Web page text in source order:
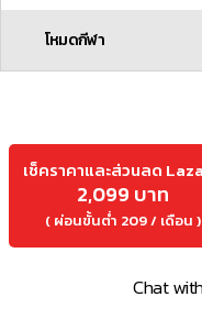
โหมดกีฬา
เช็คราคาและส่วนลด
2,099 บาท
( ผ่อนขั้นต่ำ 209 / เดือน )
Chat